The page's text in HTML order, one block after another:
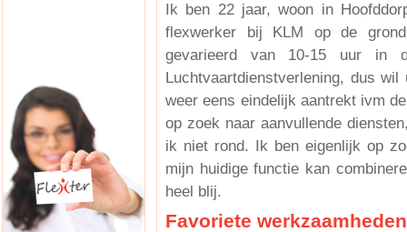
Ik ben 22 jaar, woon in
flexwerker bij KLM op de
gevarieerd van 10-15 uur in
Luchtvaartdienstverlening, dus
weer eens eindelijk aantrekt ivm
op zoek naar aanvullende
ik niet rond. Ik ben eigenlijk op
mijn huidige functie kan
heel blij.
Favoriete werkzaamheden